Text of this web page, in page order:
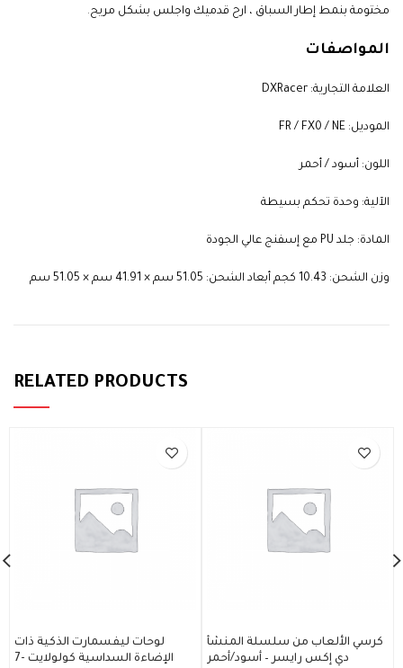
مختومة بنمط إطار السباق ، ارح قدميك واجلس بشكل مريح.
المواصفات
العلامة التجارية: DXRacer
الموديل: FR / FX0 / NE
اللون: أسود / أحمر
الآلية: وحدة تحكم بسيطة
المادة: جلد PU مع إسفنج عالي الجودة
وزن الشحن: 10.43 كجم أبعاد الشحن: 51.05 سم × 41.91 سم × 51.05 سم
RELATED PRODUCTS
لوحات ليفسمارت الذكية ذات
الإضاءة السداسية كولولايت -7
كرسي الألعاب من سلسلة المنشأ
دي إكس رايسر – أسود/أحمر